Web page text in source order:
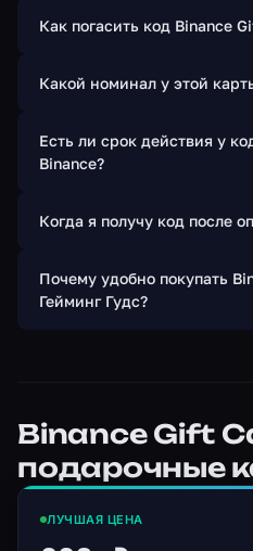
Как погасить код Binance
Какой номинал у этой
Есть ли срок действия у
Binance?
Когда я получу код после
Почему удобно покупать
Гейминг Гудс?
Binance Gift
подарочные
ЛУЧШАЯ ЦЕНА